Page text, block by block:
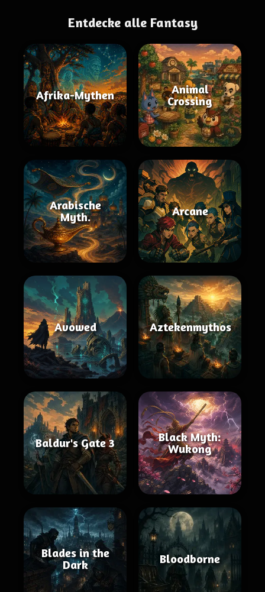
Entdecke alle Fantasy
Afrika-Mythen
Animal
Crossing
Arabische
Myth.
Arcane
Avowed Aztekenmythos
Baldur's Gate 3
Black Myth:
Wukong
Blades in the
Dark
Bloodborne